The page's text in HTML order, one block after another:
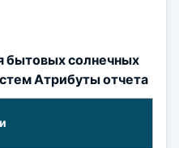
бытовых солнечных
Атрибуты отчета